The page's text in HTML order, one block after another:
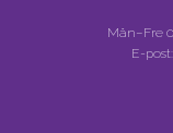
Mån–Fre
E-